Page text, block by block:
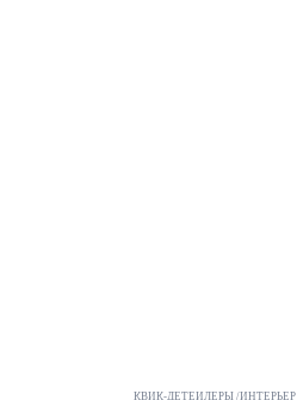
КВИК-ДЕТЕЙЛЕРЫ /ИНТЕРЬЕР